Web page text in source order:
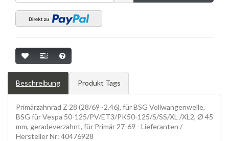
Beschreibung Produkt Tags
Primärzahnrad Z 28 (28/69 -2.46), für BSG Vollwangenwelle,
BSG für Vespa 50-125/PV/ET3/PK50-125/S/SS/XL /XL2, Ø 45
mm, geradeverzahnt, für Primär 27-69 - Lieferanten /
Hersteller Nr: 40476928